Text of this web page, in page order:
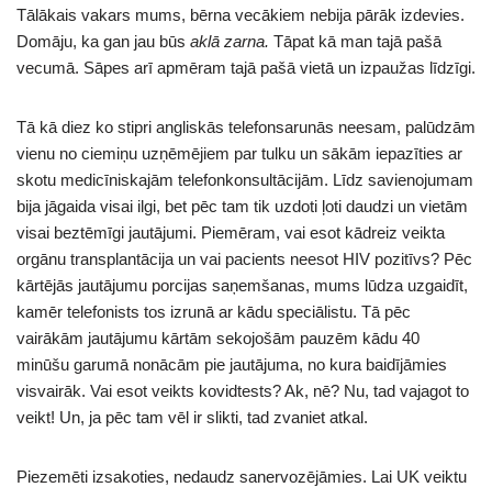
Tālākais vakars mums, bērna vecākiem nebija pārāk izdevies.
Domāju, ka gan jau būs aklā zarna. Tāpat kā man tajā pašā
vecumā. Sāpes arī apmēram tajā pašā vietā un izpaužas līdzīgi.
Tā kā diez ko stipri angliskās telefonsarunās neesam, palūdzām
vienu no ciemiņu uzņēmējiem par tulku un sākām iepazīties ar
skotu medicīniskajām telefonkonsultācijām. Līdz savienojumam
bija jāgaida visai ilgi, bet pēc tam tik uzdoti ļoti daudzi un vietām
visai beztēmīgi jautājumi. Piemēram, vai esot kādreiz veikta
orgānu transplantācija un vai pacients neesot HIV pozitīvs? Pēc
kārtējās jautājumu porcijas saņemšanas, mums lūdza uzgaidīt,
kamēr telefonists tos izrunā ar kādu speciālistu. Tā pēc
vairākām jautājumu kārtām sekojošām pauzēm kādu 40
minūšu garumā nonācām pie jautājuma, no kura baidījāmies
visvairāk. Vai esot veikts kovidtests? Ak, nē? Nu, tad vajagot to
veikt! Un, ja pēc tam vēl ir slikti, tad zvaniet atkal.
Piezemēti izsakoties, nedaudz sanervozējāmies. Lai UK veiktu